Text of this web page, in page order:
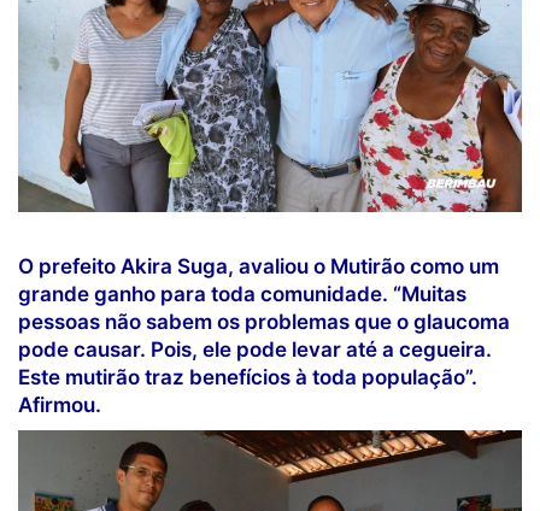
O prefeito Akira Suga, avaliou o Mutirão como um
grande ganho para toda comunidade. “Muitas
pessoas não sabem os problemas que o glaucoma
pode causar. Pois, ele pode levar até a cegueira.
Este mutirão traz benefícios à toda população”.
Afirmou.